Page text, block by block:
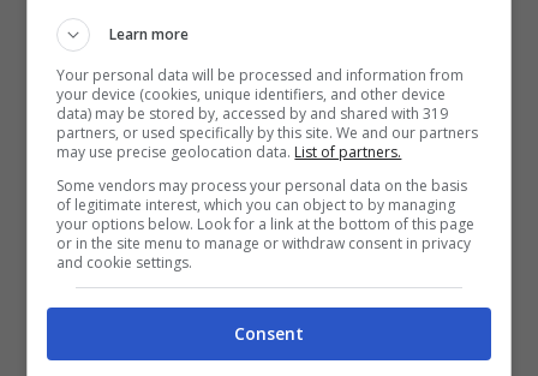
significa che abbiano paura di tornare alla
normalità. Ammesso e non concesso che
torneremo alla vecchia normalità e non ne
costruiremo un’altra nuova, su misura.
Auguriamo alle nuove generazioni di
poter saltare sotto a un palco», ci dicono i
rovere (sì, tutto in minuscolo). E alzano gli
occhi al cielo ed esclamano: «E che cavolo,
sì! Adesso non ce lo potete più togliere. Ne
Learn more
Your personal data will be processed and information from
your device (cookies, unique identifiers, and other device
data) may be stored by, accessed by and shared with 319
partners, or used specifically by this site. We and our partners
may use precise geolocation data. List of partners.
Some vendors may process your personal data on the basis
of legitimate interest, which you can object to by managing
your options below. Look for a link at the bottom of this page
or in the site menu to manage or withdraw consent in privacy
and cookie settings.
Consent